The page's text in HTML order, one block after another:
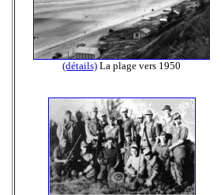
(détails) La plage vers 1950